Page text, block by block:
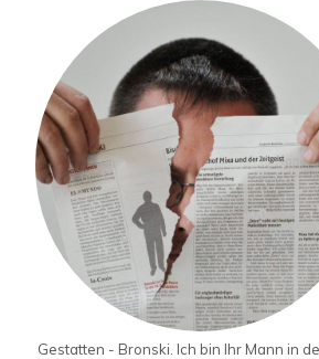
Gestatten - Bronski. Ich bin Ihr Mann in